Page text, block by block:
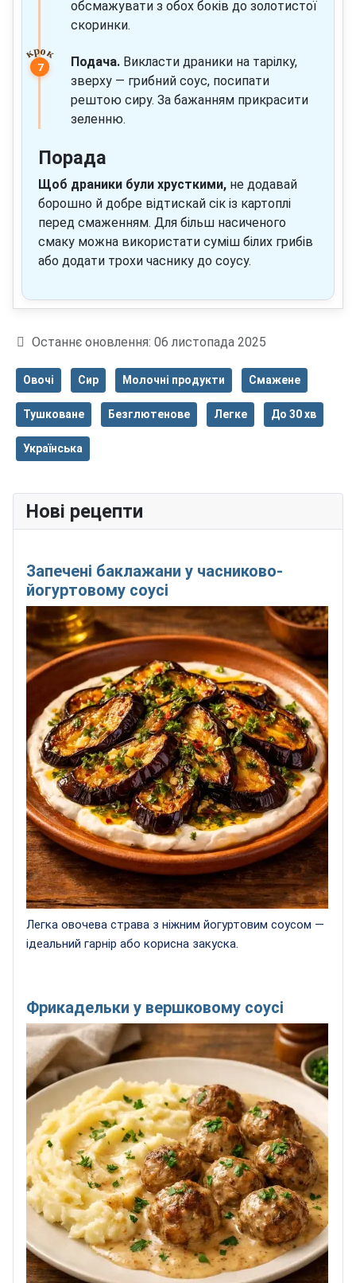
обсмажувати з обох боків до золотистої
скоринки.
Подача. Викласти драники на тарілку,
зверху — грибний соус, посипати
рештою сиру. За бажанням прикрасити
зеленню.
Порада
Щоб драники були хрусткими, не додавай
борошно й добре відтискай сік із картоплі
перед смаженням. Для більш насиченого
смаку можна використати суміш білих грибів
або додати трохи часнику до соусу.
Деталі
Останнє оновлення: 06 листопада 2025
Овочі Сир Молочні продукти Смажене
Тушковане Безглютенове Легке До 30 хв
Українська
Нові рецепти
Запечені баклажани у часниково-
йогуртовому соусі
Легка овочева страва з ніжним йогуртовим соусом —
ідеальний гарнір або корисна закуска.
Фрикадельки у вершковому соусі